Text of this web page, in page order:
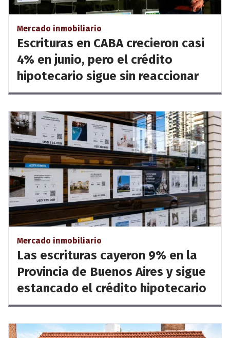
Mercado inmobiliario
Escrituras en CABA crecieron casi
4% en junio, pero el crédito
hipotecario sigue sin reaccionar
Mercado inmobiliario
Las escrituras cayeron 9% en la
Provincia de Buenos Aires y sigue
estancado el crédito hipotecario